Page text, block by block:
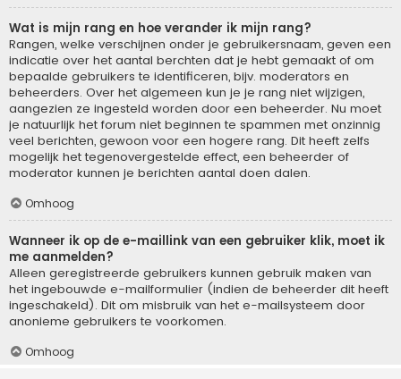
Wat is mijn rang en hoe verander ik mijn rang?
Rangen, welke verschijnen onder je gebruikersnaam, geven een
indicatie over het aantal berchten dat je hebt gemaakt of om
bepaalde gebruikers te identificeren, bijv. moderators en
beheerders. Over het algemeen kun je je rang niet wijzigen,
aangezien ze ingesteld worden door een beheerder. Nu moet
je natuurlijk het forum niet beginnen te spammen met onzinnig
veel berichten, gewoon voor een hogere rang. Dit heeft zelfs
mogelijk het tegenovergestelde effect, een beheerder of
moderator kunnen je berichten aantal doen dalen.
Omhoog
Wanneer ik op de e-maillink van een gebruiker klik, moet ik
me aanmelden?
Alleen geregistreerde gebruikers kunnen gebruik maken van
het ingebouwde e-mailformulier (indien de beheerder dit heeft
ingeschakeld). Dit om misbruik van het e-mailsysteem door
anonieme gebruikers te voorkomen.
Omhoog